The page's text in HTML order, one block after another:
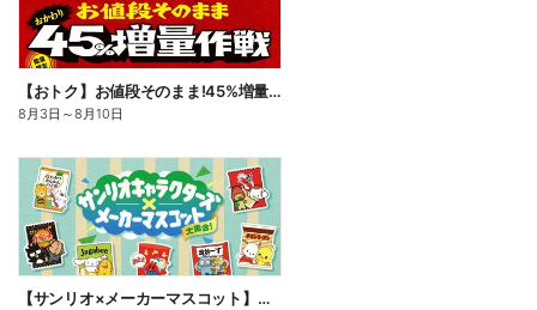
【おトク】お値段そのまま!45%増量作戦!
8月3日 ～8月10日
【サンリオ×メーカーマスコット】オリジナルグッズ貰える!